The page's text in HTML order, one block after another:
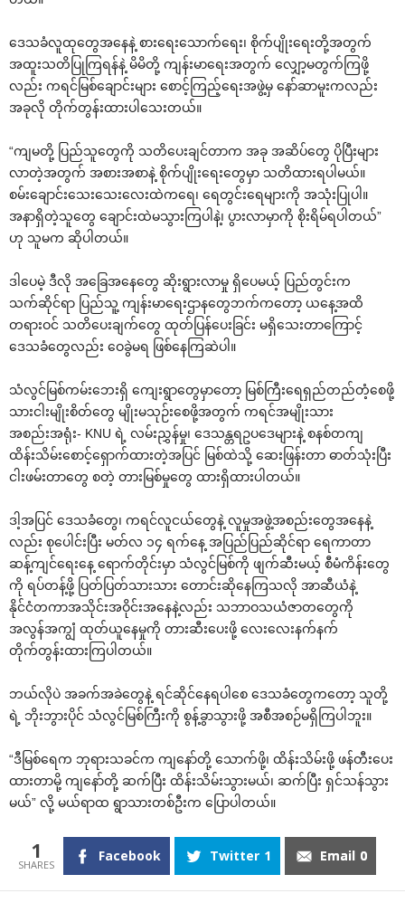
‌ဒေသခံလူထုတွေအနေနဲ့ စားရေးသောက်ရေး၊ စိုက်ပျိုးရေးတို့အတွက်
အထူးသတိပြုကြရန်နဲ့ မိမိတို့ ကျန်းမာရေးအတွက် လျှော့မတွက်ကြဖို့
လည်း ကရင်မြစ်ချောင်းများ စောင့်ကြည့်ရေးအဖွဲ့မှ နော်ဆာမူးကလည်း
အခုလို တိုက်တွန်းထားပါသေးတယ်။
“ကျမတို့ ပြည်သူတွေကို သတိပေးချင်တာက အခု အဆိပ်တွေ ပိုပြီးများ
လာတဲ့အတွက် အစားအစာနဲ့ စိုက်ပျိုးရေးတွေမှာ သတိထားရပါမယ်။
စမ်းချောင်းသေးသေးလေးထဲကရေ၊ ရေတွင်းရေများကို အသုံးပြုပါ။
အနာရှိတဲ့သူတွေ ချောင်းထဲမသွားကြပါနဲ့၊ ပွားလာမှာကို စိုးရိမ်ရပါတယ်”
ဟု သူမက ဆိုပါတယ်။
ဒါပေမဲ့ ဒီလို အခြေအနေတွေ ဆိုးရွားလာမှု ရှိပေမယ့် ပြည်တွင်းက
သက်ဆိုင်ရာ ပြည်သူ့ ကျန်းမာရေးဌာနတွေဘက်ကတော့ ယနေ့အထိ
တရားဝင် သတိပေးချက်တွေ ထုတ်ပြန်ပေးခြင်း မရှိသေးတာကြောင့်
ဒေသခံတွေလည်း ဝေခွဲမရ ဖြစ်နေကြဆဲပါ။
သံလွင်မြစ်ကမ်းဘေးရှိ ကျေးရွာတွေမှာတော့ မြစ်ကြီးရေရှည်တည်တံ့စေဖို့
သားငါးမျိုးစိတ်တွေ မျိုးမသုဉ်းစေဖို့အတွက် ကရင်အမျိုးသား
အစည်းအရုံး- KNU ရဲ့ လမ်းညွှန်မှု၊ ဒေသန္တရဥပဒေများနဲ့ စနစ်တကျ
ထိန်းသိမ်းစောင့်ရှောက်ထားတဲ့အပြင် မြစ်ထဲသို့ ဆေးဖြန်းတာ ဓာတ်သုံးပြီး
ငါးဖမ်းတာတွေ စတဲ့ တားမြစ်မှုတွေ ထားရှိထားပါတယ်။
ဒါ့အပြင် ဒေသခံတွေ၊ ကရင်လူငယ်တွေနဲ့ လူမှုအဖွဲ့အစည်းတွေအနေနဲ့
လည်း စုပေါင်းပြီး မတ်လ ၁၄ ရက်နေ့ အပြည်ပြည်ဆိုင်ရာ ရေကာတာ
ဆန့်ကျင်ရေးနေ့ ရောက်တိုင်းမှာ သံလွင်မြစ်ကို ဖျက်ဆီးမယ့် စီမံကိန်းတွေ
ကို ရပ်တန့်ဖို့ ပြတ်ပြတ်သားသား တောင်းဆိုနေကြသလို အာဆီယံနဲ့
နိုင်ငံတကာအသိုင်းအဝိုင်းအနေနဲ့လည်း သဘာဝသယံဇာတတွေကို
အလွန်အကျွံ ထုတ်ယူနေမှုကို တားဆီးပေးဖို့ လေးလေးနက်နက်
တိုက်တွန်းထားကြပါတယ်။
ဘယ်လိုပဲ အခက်အခဲတွေနဲ့ ရင်ဆိုင်နေရပါစေ ဒေသခံတွေကတော့ သူတို့
ရဲ့ ဘိုးဘွားပိုင် သံလွင်မြစ်ကြီးကို စွန့်ခွာသွားဖို့ အစီအစဉ်မရှိကြပါဘူး။
“ဒီမြစ်ရေက ဘုရားသခင်က ကျနော်တို့ သောက်ဖို့၊ ထိန်းသိမ်းဖို့ ဖန်တီးပေး
ထားတာမို့ ကျနော်တို့ ဆက်ပြီး ထိန်းသိမ်းသွားမယ်၊ ဆက်ပြီး ရှင်သန်သွား
မယ်” လို့ မယ်ရာထ ရွာသားတစ်ဦးက ပြောပါတယ်။
1 Facebook Twitter 1 Email 0